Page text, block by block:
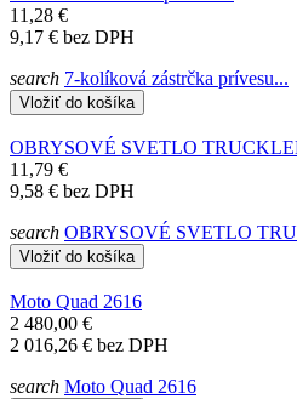
11,28 €
9,17 € bez DPH
search 7-kolíková zástrčka prívesu...
Vložiť do košíka
OBRYSOVÉ SVETLO
11,79 €
9,58 € bez DPH
search OBRYSOVÉ SVETLO
Vložiť do košíka
Moto Quad 2616
2 480,00 €
2 016,26 € bez DPH
search Moto Quad 2616